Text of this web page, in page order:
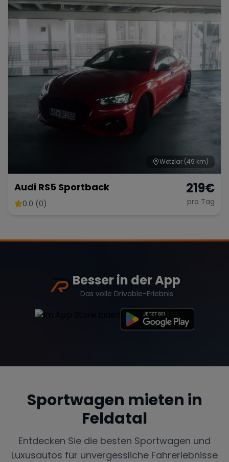
Porsche Lamborghini
McLaren Ford Jaguar
Chevrolet
Aston Martin
Bugatti
Wann
Wetzlar (49 km)
Audi RS5 Sportback
0.0 (0)
219€
pro Tag
Besser in der App
Das volle Drivable-Erlebnis
Sportwagen mieten in
Feldatal
Entdecken Sie die besten Sportwagen und
Luxusautos für unvergessliche Fahrerlebnisse